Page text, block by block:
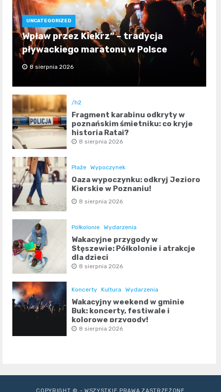
UNCATEGORIZED
Wpław przez Kiekrz” – tradycja
pływackiego maratonu w Polsce
8 sierpnia 2026
/h2
Fragment karabinu odkryty w
poznańskim śmietniku: co kryje
historia Rataj?
8 sierpnia 2026
Plaże Wypoczynek
Oaza wypoczynku: odkryj Jezioro
Kierskie w Poznaniu!
8 sierpnia 2026
Półkolonie Wydarzenia
Wakacyjne przygody w
Stęszewie: Półkolonie i atrakcje
dla dzieci
8 sierpnia 2026
Koncerty Kultura Wydarzenia
Wakacyjny weekend w gminie
Buk: koncerty, festiwale i
kolorowe przygody!
8 sierpnia 2026